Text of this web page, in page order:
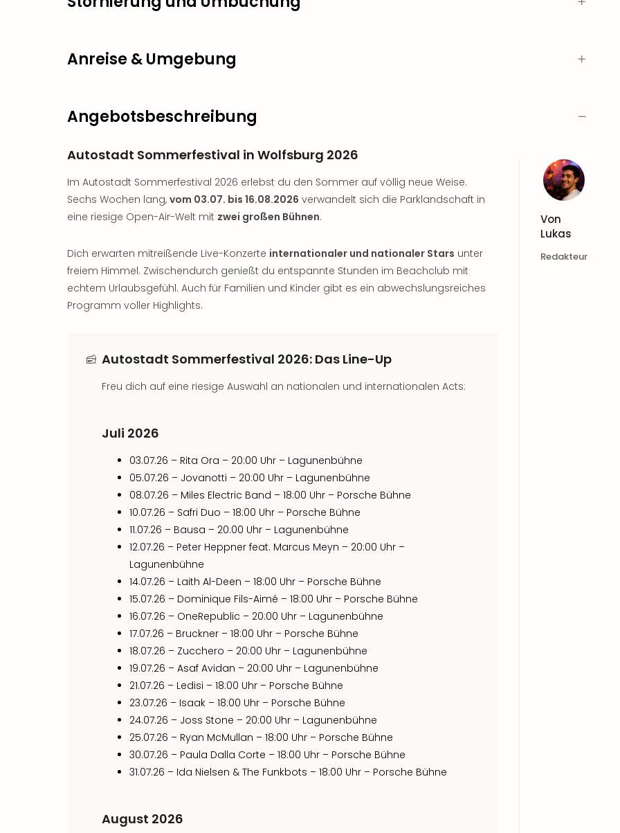
Anreise & Umgebung
Angebotsbeschreibung
Autostadt Sommerfestival in Wolfsburg 2026
Im Autostadt Sommerfestival 2026 erlebst du den Sommer auf völlig neue Weise.
Sechs Wochen lang, vom 03.07. bis 16.08.2026 verwandelt sich die Parklandschaft in
eine riesige Open-Air-Welt mit zwei großen Bühnen.
Dich erwarten mitreißende Live-Konzerte internationaler und nationaler Stars unter
freiem Himmel. Zwischendurch genießt du entspannte Stunden im Beachclub mit
echtem Urlaubsgefühl. Auch für Familien und Kinder gibt es ein abwechslungsreiches
Programm voller Highlights.
Autostadt Sommerfestival 2026: Das Line-Up
Freu dich auf eine riesige Auswahl an nationalen und internationalen Acts:
Juli 2026
03.07.26 – Rita Ora – 20:00 Uhr – Lagunenbühne
05.07.26 – Jovanotti – 20:00 Uhr – Lagunenbühne
08.07.26 – Miles Electric Band – 18:00 Uhr – Porsche Bühne
10.07.26 – Safri Duo – 18:00 Uhr – Porsche Bühne
11.07.26 – Bausa – 20:00 Uhr – Lagunenbühne
12.07.26 – Peter Heppner feat. Marcus Meyn – 20:00 Uhr –
Lagunenbühne
14.07.26 – Laith Al-Deen – 18:00 Uhr – Porsche Bühne
15.07.26 – Dominique Fils-Aimé – 18:00 Uhr – Porsche Bühne
16.07.26 – OneRepublic – 20:00 Uhr – Lagunenbühne
17.07.26 – Bruckner – 18:00 Uhr – Porsche Bühne
18.07.26 – Zucchero – 20:00 Uhr – Lagunenbühne
19.07.26 – Asaf Avidan – 20:00 Uhr – Lagunenbühne
21.07.26 – Ledisi – 18:00 Uhr – Porsche Bühne
23.07.26 – Isaak – 18:00 Uhr – Porsche Bühne
24.07.26 – Joss Stone – 20:00 Uhr – Lagunenbühne
25.07.26 – Ryan McMullan – 18:00 Uhr – Porsche Bühne
30.07.26 – Paula Dalla Corte – 18:00 Uhr – Porsche Bühne
31.07.26 – Ida Nielsen & The Funkbots – 18:00 Uhr – Porsche Bühne
August 2026
Von
Lukas
Redakteur